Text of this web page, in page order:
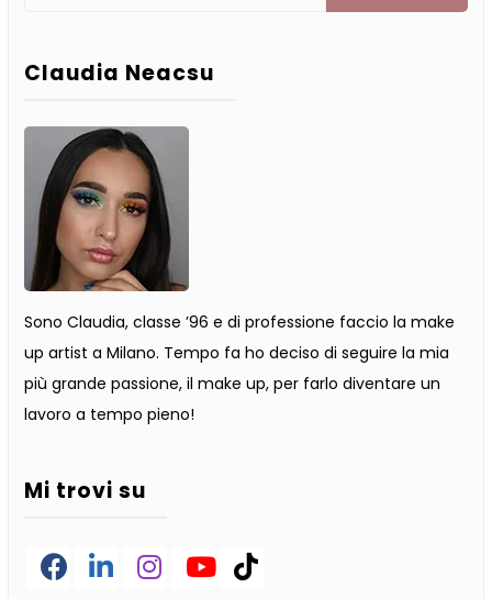
per:
Claudia Neacsu
Sono Claudia, classe ’96 e di professione faccio la make
up artist a Milano. Tempo fa ho deciso di seguire la mia
più grande passione, il make up, per farlo diventare un
lavoro a tempo pieno!
Mi trovi su
Facebook
LinkedIn
InstagramYouTube
TikTok